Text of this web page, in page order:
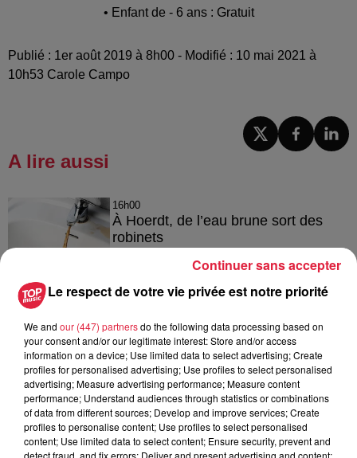
• Enfant de - 6 ans : Gratuit
Publié : 1er août 2019 à 8h00 - Modifié : 10 mai 2021 à
10h53 Carole Campo
A lire aussi
16h00
À Hoerdt, de l’eau brune sort des
robinets
Tags antisémites à Strasbourg :
Catherine Trautmann réagit
14h33
Au zoo de Mulhouse : rencontre
avec les flamants rouges
Le respect de votre vie privée est notre priorité
We and our (447) partnersdo the following data processing based on
your consent and/or our legitimate interest: Store and/or access
information on a device; Use limited data to select advertising; Create
profiles for personalised advertising; Use profiles to select personalised
advertising; Measure advertising performance; Measure content
performance; Understand audiences through statistics or combinations
of data from different sources; Develop and improve services; Create
profiles to personalise content; Use profiles to select personalised
content; Use limited data to select content; Ensure security, prevent and
detect fraud, and fix errors; Deliver and present advertising and content;
Continuer sans accepter